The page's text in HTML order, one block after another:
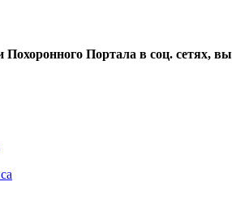
Портала в соц. сетях,